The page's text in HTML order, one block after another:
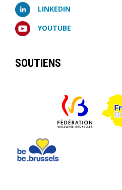
LINKEDIN
YOUTUBE
SOUTIENS